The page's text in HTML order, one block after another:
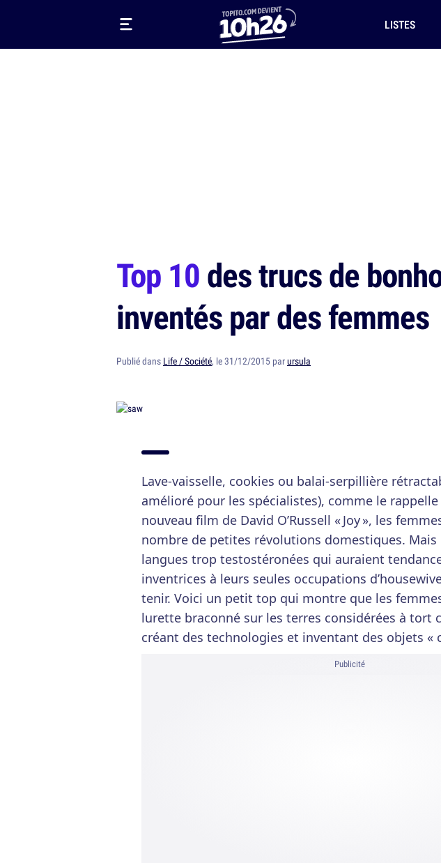
LISTES
Top 10des trucs de
inventés par des femmes
Publié dans Life / Société, le 31/12/2015 parursula
Lave-vaisselle, cookies ou balai-serpillière
amélioré pour les spécialistes), comme le
nouveau film de David O’Russell « Joy », les
nombre de petites révolutions domestiques. Mais
langues trop testostéronées qui auraient
inventrices à leurs seules occupations
tenir. Voici un petit top qui montre que les
lurette braconné sur les terres considérées à tort
créant des technologies et inventant des objets «
Publicité